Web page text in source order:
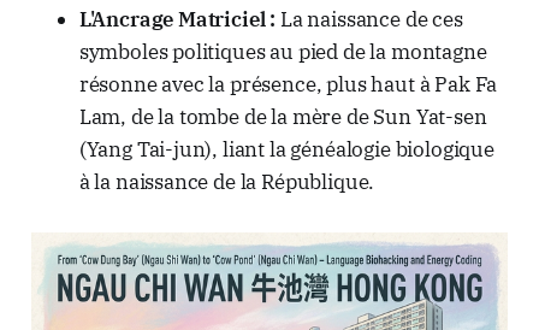
L'Ancrage Matriciel : La naissance de ces
symboles politiques au pied de la montagne
résonne avec la présence, plus haut à Pak Fa
Lam, de la tombe de la mère de Sun Yat-sen
(Yang Tai-jun), liant la généalogie biologique
à la naissance de la République.